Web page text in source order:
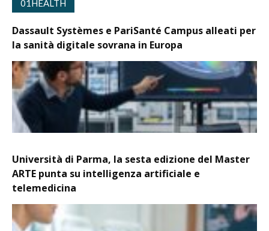
01HEALTH
Dassault Systèmes e PariSanté Campus alleati per
la sanità digitale sovrana in Europa
Università di Parma, la sesta edizione del Master
ARTE punta su intelligenza artificiale e
telemedicina